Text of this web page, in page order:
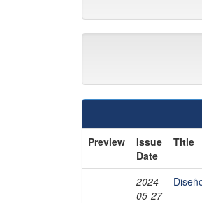
Preview
Issue
Date
Title
2024-
05-27